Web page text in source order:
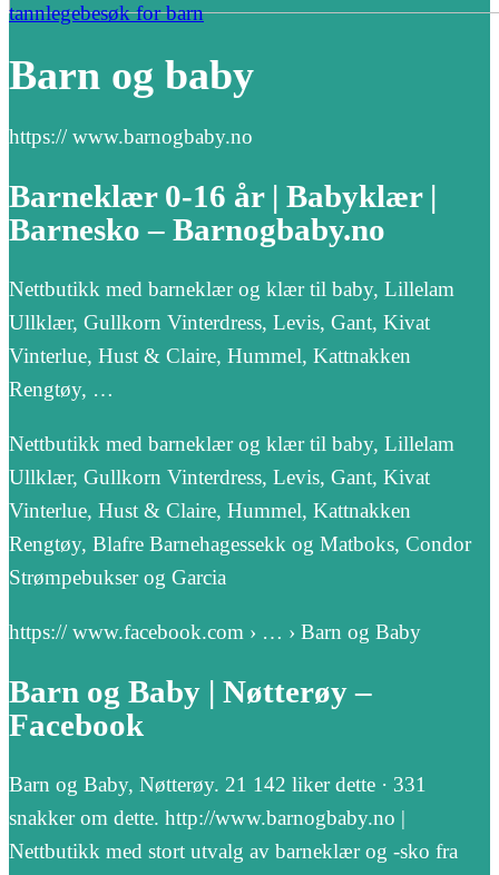
tannlegebesøk for barn
Barn og baby
https:// www.barnogbaby.no
Barneklær 0-16 år | Babyklær |
Barnesko – Barnogbaby.no
Nettbutikk med barneklær og klær til baby, Lillelam
Ullklær, Gullkorn Vinterdress, Levis, Gant, Kivat
Vinterlue, Hust & Claire, Hummel, Kattnakken
Rengtøy, …
Nettbutikk med barneklær og klær til baby, Lillelam
Ullklær, Gullkorn Vinterdress, Levis, Gant, Kivat
Vinterlue, Hust & Claire, Hummel, Kattnakken
Rengtøy, Blafre Barnehagessekk og Matboks, Condor
Strømpebukser og Garcia
https:// www.facebook.com › … › Barn og Baby
Barn og Baby | Nøtterøy –
Facebook
Barn og Baby, Nøtterøy. 21 142 liker dette · 331
snakker om dette. http://www.barnogbaby.no |
Nettbutikk med stort utvalg av barneklær og -sko fra